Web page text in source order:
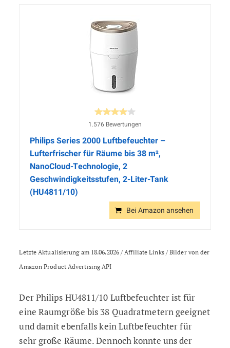
1.576 Bewertungen
Philips Series 2000 Luftbefeuchter –
Lufterfrischer für Räume bis 38 m²,
NanoCloud-Technologie, 2
Geschwindigkeitsstufen, 2-Liter-Tank
(HU4811/10)
Bei Amazon ansehen
Letzte Aktualisierung am 18.06.2026 / Affiliate Links / Bilder von der
Amazon Product Advertising API
Der Philips HU4811/10 Luftbefeuchter ist für
eine Raumgröße bis 38 Quadratmetern geeignet
und damit ebenfalls kein Luftbefeuchter für
sehr große Räume. Dennoch konnte uns der